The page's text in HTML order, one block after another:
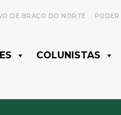
DE BRAÇO DO NORTE PODER
COLUNISTAS